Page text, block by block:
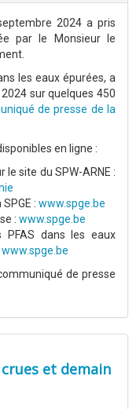
2024 a pris
par le Monsieur le
les eaux épurées, a
sur quelques 450
de presse de la
en ligne :
le site du SPW-ARNE :
: www.spge.be
: www.spge.be
PFAS dans les eaux
www.spge.be
de presse
crues et demain